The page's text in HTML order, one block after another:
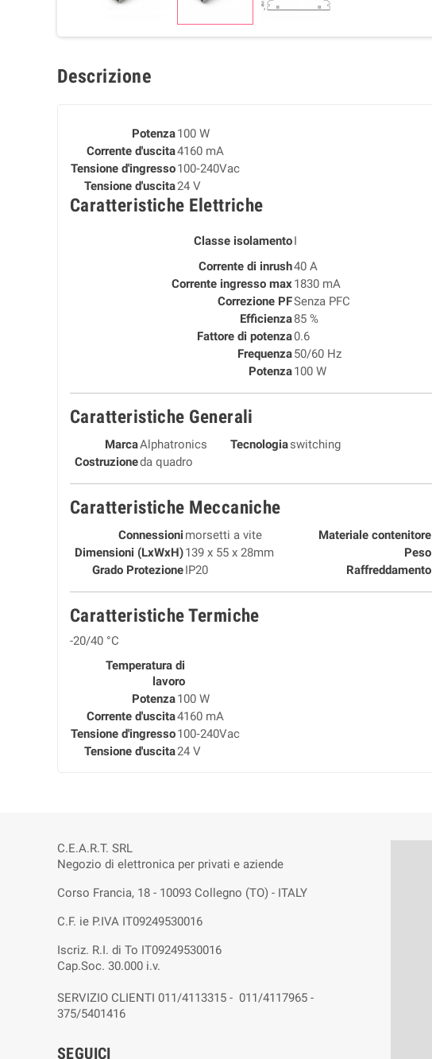
Descrizione
Potenza100 W
Corrente d'uscita4160 mA
Tensione d'ingresso100‑240Vac
Tensione d'uscita24 V
Caratteristiche Elettriche
Classe isolamentoI
Corrente di inrush40 A
Corrente ingresso max1830 mA
Correzione PFSenza PFC
Efficienza85 %
Fattore di potenza0.6
Frequenza50/60 Hz
Potenza100 W
Caratteristiche Generali
MarcaAlphatronics Tecnologiaswitching
Costruzioneda quadro
Caratteristiche Meccaniche
Connessioni morsetti a vite Materiale contenitore
Dimensioni (LxWxH)139 x 55 x 28mm Peso
Grado ProtezioneIP20 Raffreddamento
Caratteristiche Termiche
-20/40 °C
Temperatura di
lavoro
Potenza100 W
Corrente d'uscita4160 mA
Tensione d'ingresso100‑240Vac
Tensione d'uscita24 V
C.E.A.R.T. SRL
Negozio di elettronica per privati e aziende
Corso Francia, 18 - 10093 Collegno (TO) - ITALY
C.F. ie P.IVA IT09249530016
Iscriz. R.I. di To IT09249530016
Cap.Soc. 30.000 i.v.
SERVIZIO CLIENTI 011/4113315 - 011/4117965 -
375/5401416
SEGUICI